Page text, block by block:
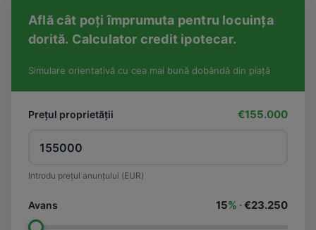
Află cât poți împrumuta pentru locuința
dorită. Calculator credit ipotecar.
Simulare orientativă cu cea mai bună dobândă din piață
Prețul proprietății €155.000
Introdu prețul anunțului (EUR)
Avans 15% ·€23.250